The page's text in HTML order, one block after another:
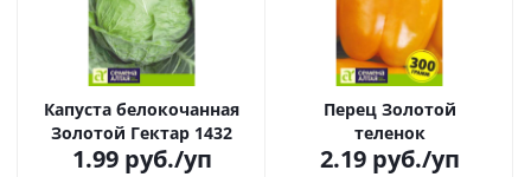
Капуста белокочанная
Золотой Гектар 1432
1.99руб./уп
Перец Золотой
теленок
2.19руб./уп